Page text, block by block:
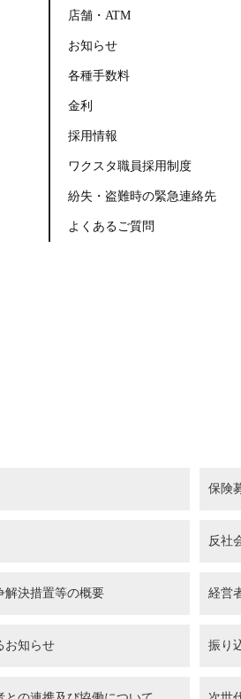
店舗・ATM
お知らせ
各種手数料
金利
採用情報
ワクスタ職員採用制度
紛失・盗難時の緊急連絡先
よくあるご質問
保険
反社
解決措置等の概要 経営
お知らせ 振り